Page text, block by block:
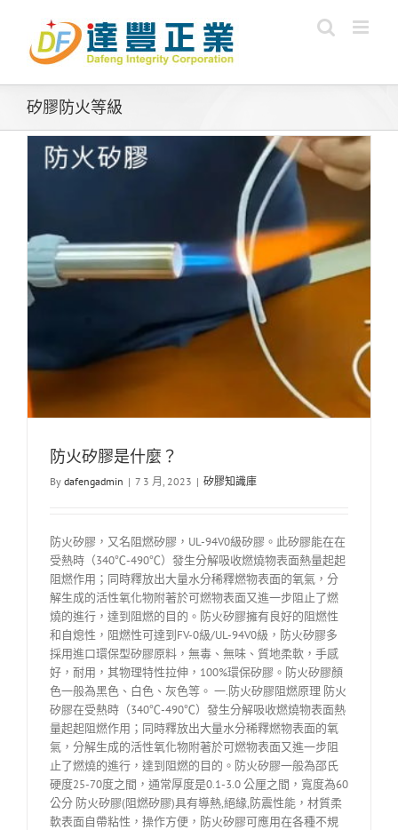
content
矽膠防火等級
防火矽膠是什麼？
By dafengadmin | 7 3 月, 2023 | 矽膠知識庫
防火矽膠，又名阻燃矽膠，UL-94V0級矽膠。此矽膠能在在
受熱時（340℃-490℃）發生分解吸收燃燒物表面熱量起起
阻燃作用；同時釋放出大量水分稀釋燃物表面的氧氣，分
解生成的活性氧化物附著於可燃物表面又進一步阻止了燃
燒的進行，達到阻燃的目的。防火矽膠擁有良好的阻燃性
和自熄性，阻燃性可達到FV-0級/UL-94V0級，防火矽膠多
採用進口環保型矽膠原料，無毒、無味、質地柔軟，手感
好，耐用，其物理特性拉伸，100%環保矽膠。防火矽膠顏
色一般為黑色、白色、灰色等。 一.防火矽膠阻燃原理 防火
矽膠在受熱時（340℃-490℃）發生分解吸收燃燒物表面熱
量起起阻燃作用；同時釋放出大量水分稀釋燃物表面的氧
氣，分解生成的活性氧化物附著於可燃物表面又進一步阻
止了燃燒的進行，達到阻燃的目的。防火矽膠一般為邵氏
硬度25-70度之間，通常厚度是0.1-3.0 公厘之間，寬度為60
公分 防火矽膠(阻燃矽膠)具有導熱,絕緣,防震性能，材質柔
軟表面自帶粘性，操作方便，防火矽膠可應用在各種不規